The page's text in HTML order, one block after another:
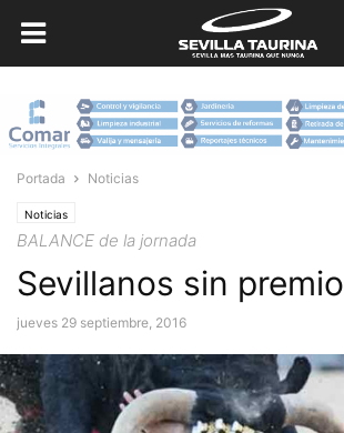
Portada Noticias
Noticias
BALANCE de la jornada
Sevillanos sin premio
jueves 29 septiembre, 2016